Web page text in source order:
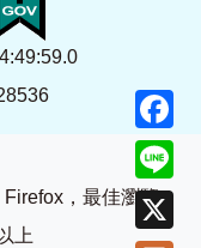
，最佳瀏覽
上